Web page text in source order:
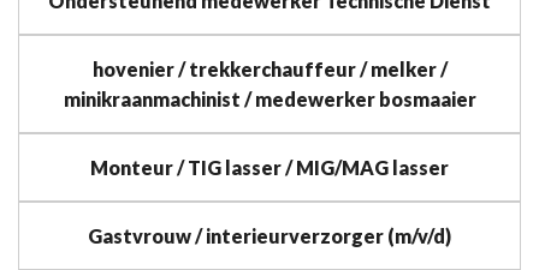
hovenier / trekkerchauffeur / melker /
minikraanmachinist / medewerker bosmaaier
Monteur / TIG lasser / MIG/MAG lasser
Gastvrouw / interieurverzorger (m/v/d)